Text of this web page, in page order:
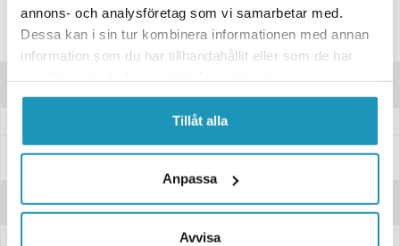
annons- och analysföretag som vi samarbetar med.
Dessa kan i sin tur kombinera informationen med annan
information som du har tillhandahållit eller som de har
Tillåt alla
Anpassa
Avvisa
Spara produkt
Frågor om produkten?
Produktinformation
Specifikationer
Recensioner